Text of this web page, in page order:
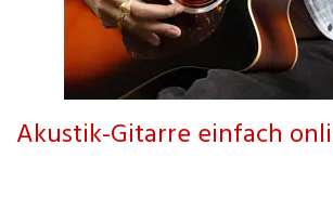
Akustik-Gitarre einfach